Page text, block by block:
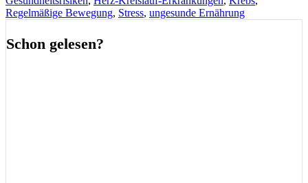
Regelmäßige Bewegung, Stress, ungesunde Ernährung
Schon gelesen?